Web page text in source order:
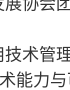
术管
能力